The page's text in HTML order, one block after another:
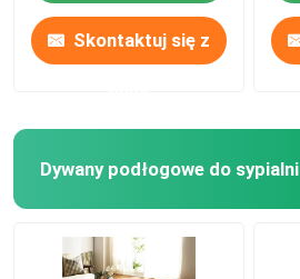
Skontaktuj się z
Dywany podłogowe do sypialni